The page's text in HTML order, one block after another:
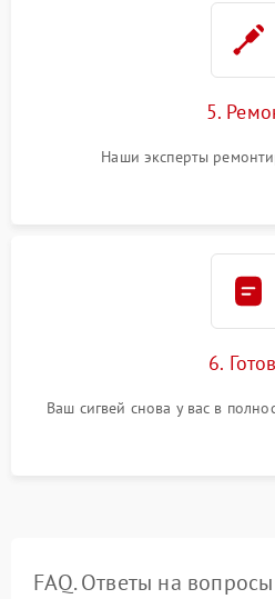
5.
Наши эксперты
6.
Ваш сигвей снова у вас в
FAQ. Ответы на вопросы